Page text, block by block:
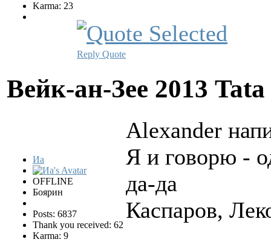
Karma: 23
Reply Quote
Вейк-ан-Зее 2013
Иа
OFFLINE
Боярин
Posts: 6837
Thank you received: 62
Karma: 9
Alexander
Я и говорю -
да-да
Каспаров,